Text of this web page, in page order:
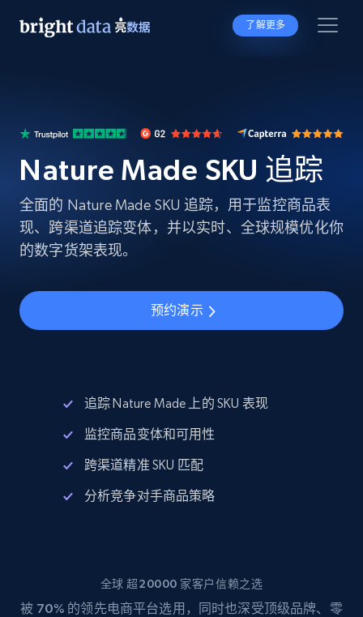
了解更多
Nature Made SKU 追踪
全面的 Nature Made SKU 追踪，用于监控商品表
现、跨渠道追踪变体，并以实时、全球规模优化你
的数字货架表现。
预约演示
追踪 Nature Made 上的 SKU 表现
监控商品变体和可用性
跨渠道精准 SKU 匹配
分析竞争对手商品策略
全球 超20000 家客户信赖之选
被 70% 的领先电商平台选用，同时也深受顶级品牌、零